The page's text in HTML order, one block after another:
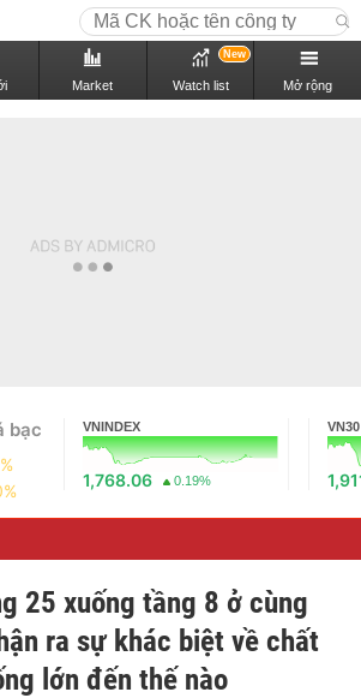
Market Watch list
New
Mở rộng
bạc VNINDEX
1,768.06 0.19%
VN30
25 xuống tầng 8 ở cùng
ra sự khác biệt về chất
lớn đến thế nào